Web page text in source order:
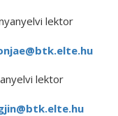
lektor
lektor